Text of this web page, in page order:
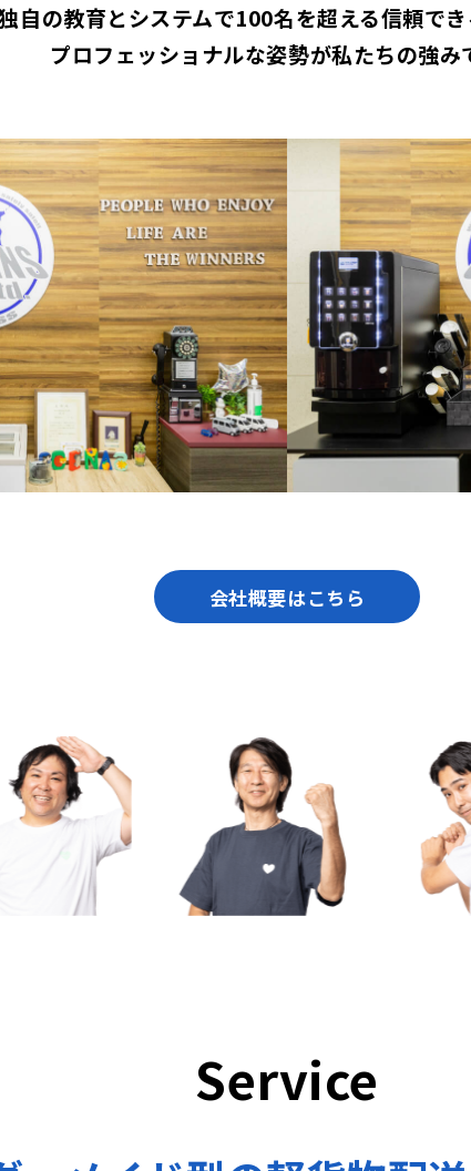
自の教育とシステムで100名を超える信頼でき
プロフェッショナルな姿勢が私たちの強み
会社概要はこちら
Service